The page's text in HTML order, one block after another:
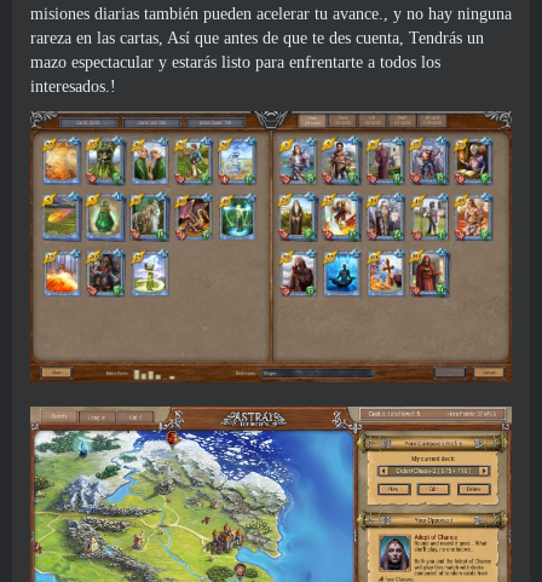
misiones diarias también pueden acelerar tu avance., y no hay ninguna
rareza en las cartas, Así que antes de que te des cuenta, Tendrás un
mazo espectacular y estarás listo para enfrentarte a todos los
interesados.!